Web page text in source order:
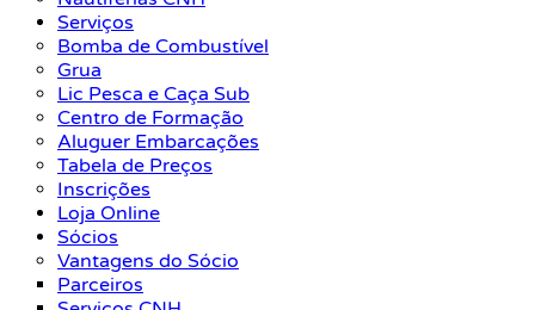
Serviços
Bomba de Combustível
Grua
Lic Pesca e Caça Sub
Centro de Formação
Aluguer Embarcações
Tabela de Preços
Inscrições
Loja Online
Sócios
Vantagens do Sócio
Parceiros